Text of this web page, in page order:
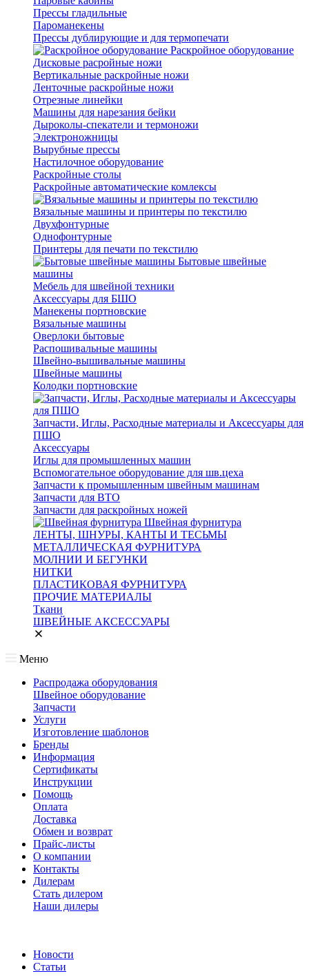
Прессы гладильные
Пароманекены
Прессы дублирующие и для термопечати
Раскройное оборудование
Дисковые расройные ножи
Вертикальные раскройные ножи
Ленточные раскройные ножи
Отрезные линейки
Машины для нарезания бейки
Дыроколы-спекатели и термоножи
Электроножницы
Вырубные прессы
Настилочное оборудование
Раскройные столы
Раскройные автоматические комлексы
Вязальные машины и принтеры по текстилю
Двухфонтурные
Однофонтурные
Принтеры для печати по текстилю
Бытовые швейные
машины
Мебель для швейной техники
Аксессуары для БШО
Манекены портновские
Вязальные машины
Оверлоки бытовые
Распошивальные машины
Швейно-вышивальные машины
Швейные машины
Колодки портновские
Запчасти, Иглы, Расходные материалы и Аксессуары для
ПШО
Аксессуары
Иглы для промышленных машин
Вспомогательное оборудование для шв.цеха
Запчасти к промышленным швейным машинам
Запчасти для ВТО
Запчасти для раскройных ножей
Швейная фурнитура
ЛЕНТЫ, ШНУРЫ, КАНТЫ И ТЕСЬМЫ
МЕТАЛЛИЧЕСКАЯ ФУРНИТУРА
МОЛНИИ И БЕГУНКИ
НИТКИ
ПЛАСТИКОВАЯ ФУРНИТУРА
ПРОЧИЕ МАТЕРИАЛЫ
Ткани
ШВЕЙНЫЕ АКСЕССУАРЫ
Меню
Распродажа оборудования
Швейное оборудование
Запчасти
Услуги
Изготовление шаблонов
Бренды
Информация
Сертификаты
Инструкции
Помощь
Оплата
Доставка
Обмен и возврат
Прайс-листы
О компании
Контакты
Дилерам
Стать дилером
Наши дилеры
Новости
Статьи